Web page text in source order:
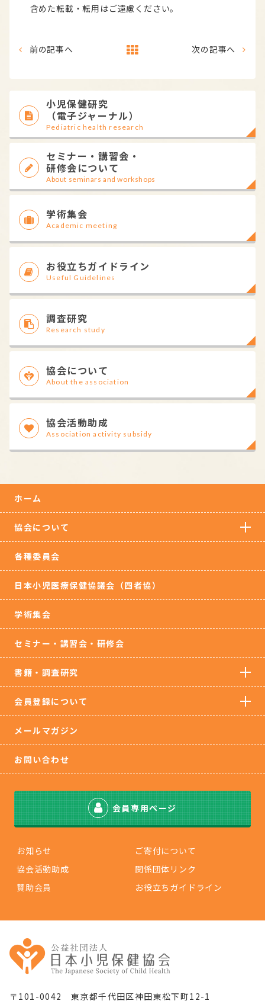
含めた転載・転用はご遠慮ください。
前の記事へ 次の記事へ
小児保健研究
（電子ジャーナル）
Pediatric health research
セミナー・講習会・
研修会について
About seminars and workshops
学術集会
Academic meeting
お役立ちガイドライン
Useful Guidelines
調査研究
Research study
協会について
About the association
協会活動助成
Association activity subsidy
ホーム
協会について
各種委員会
日本小児医療保健協議会（四者協）
学術集会
セミナー・講習会・研修会
書籍・調査研究
会員登録について
メールマガジン
お問い合わせ
会員専用ページ
お知らせ
ご寄付について
協会活動助成
関係団体リンク
賛助会員
お役立ちガイドライン
〒101-0042 東京都千代田区神田東松下町12-1